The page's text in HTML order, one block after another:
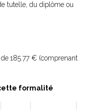
tutelle, du diplôme ou
185.77 € (comprenant
formalité